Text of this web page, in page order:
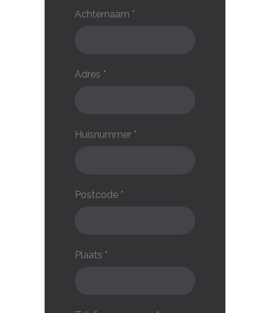
Achternaam *
Adres *
Huisnummer *
Postcode *
Plaats *